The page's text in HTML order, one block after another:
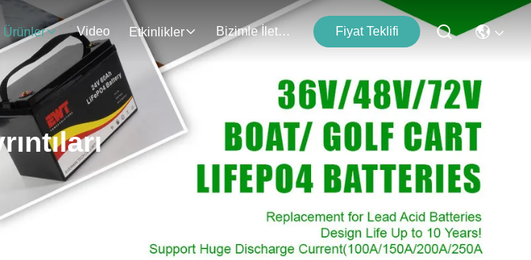
Ürünler Video Etkinlikler Bizimle İletişim Fiyat Teklifi